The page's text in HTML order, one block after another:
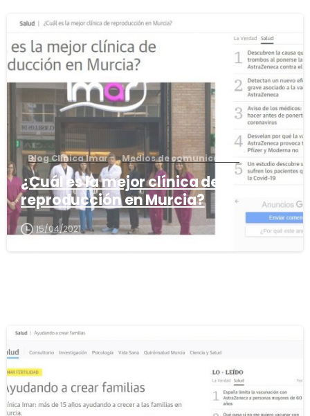
Blog Clínica Imar Medios de comunicación
¿Cuál es la mejor clínica de
reproducción en Murcia?
15/04/2021